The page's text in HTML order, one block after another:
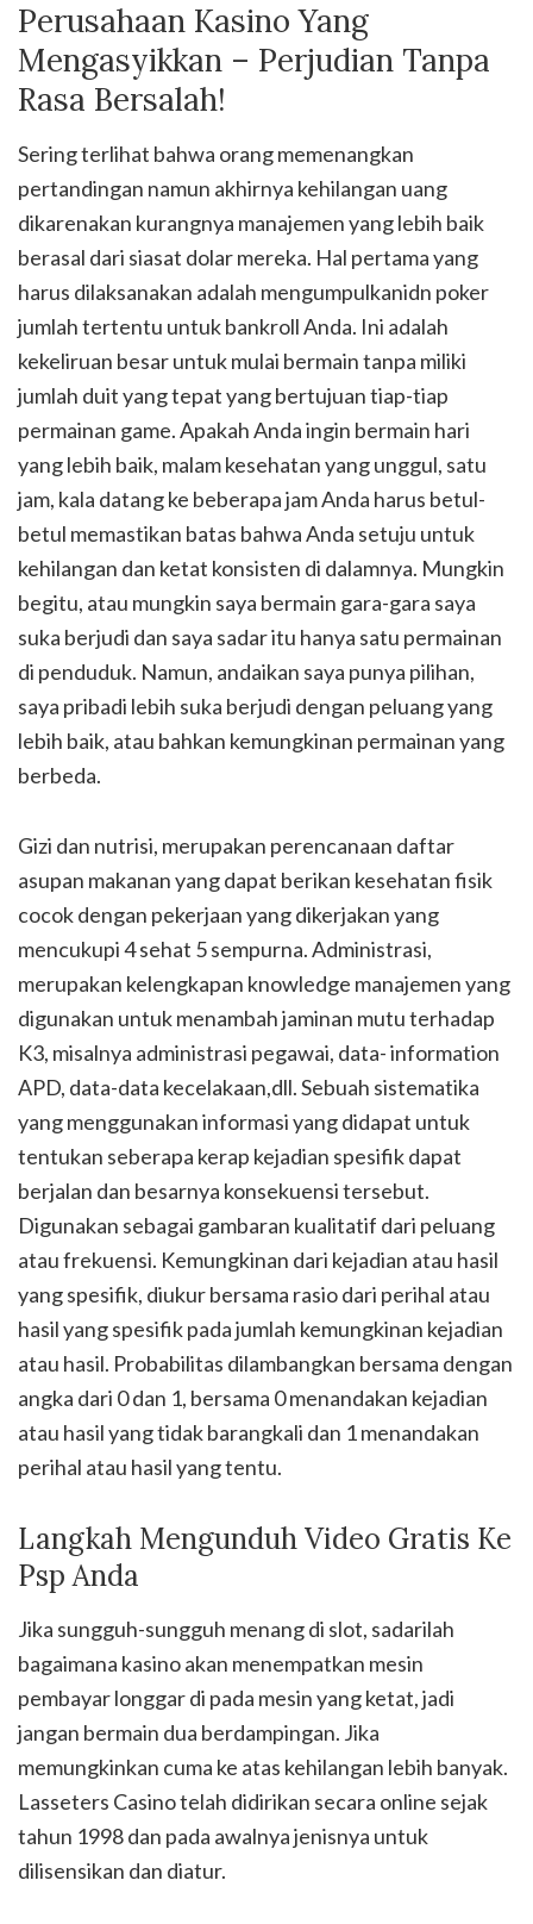
Perusahaan Kasino Yang
Mengasyikkan – Perjudian Tanpa
Rasa Bersalah!
Sering terlihat bahwa orang memenangkan
pertandingan namun akhirnya kehilangan uang
dikarenakan kurangnya manajemen yang lebih baik
berasal dari siasat dolar mereka. Hal pertama yang
harus dilaksanakan adalah mengumpulkanidn poker
jumlah tertentu untuk bankroll Anda. Ini adalah
kekeliruan besar untuk mulai bermain tanpa miliki
jumlah duit yang tepat yang bertujuan tiap-tiap
permainan game. Apakah Anda ingin bermain hari
yang lebih baik, malam kesehatan yang unggul, satu
jam, kala datang ke beberapa jam Anda harus betul-
betul memastikan batas bahwa Anda setuju untuk
kehilangan dan ketat konsisten di dalamnya. Mungkin
begitu, atau mungkin saya bermain gara-gara saya
suka berjudi dan saya sadar itu hanya satu permainan
di penduduk. Namun, andaikan saya punya pilihan,
saya pribadi lebih suka berjudi dengan peluang yang
lebih baik, atau bahkan kemungkinan permainan yang
berbeda.
Gizi dan nutrisi, merupakan perencanaan daftar
asupan makanan yang dapat berikan kesehatan fisik
cocok dengan pekerjaan yang dikerjakan yang
mencukupi 4 sehat 5 sempurna. Administrasi,
merupakan kelengkapan knowledge manajemen yang
digunakan untuk menambah jaminan mutu terhadap
K3, misalnya administrasi pegawai, data- information
APD, data-data kecelakaan,dll. Sebuah sistematika
yang menggunakan informasi yang didapat untuk
tentukan seberapa kerap kejadian spesifik dapat
berjalan dan besarnya konsekuensi tersebut.
Digunakan sebagai gambaran kualitatif dari peluang
atau frekuensi. Kemungkinan dari kejadian atau hasil
yang spesifik, diukur bersama rasio dari perihal atau
hasil yang spesifik pada jumlah kemungkinan kejadian
atau hasil. Probabilitas dilambangkan bersama dengan
angka dari 0 dan 1, bersama 0 menandakan kejadian
atau hasil yang tidak barangkali dan 1 menandakan
perihal atau hasil yang tentu.
Langkah Mengunduh Video Gratis Ke
Psp Anda
Jika sungguh-sungguh menang di slot, sadarilah
bagaimana kasino akan menempatkan mesin
pembayar longgar di pada mesin yang ketat, jadi
jangan bermain dua berdampingan. Jika
memungkinkan cuma ke atas kehilangan lebih banyak.
Lasseters Casino telah didirikan secara online sejak
tahun 1998 dan pada awalnya jenisnya untuk
dilisensikan dan diatur.